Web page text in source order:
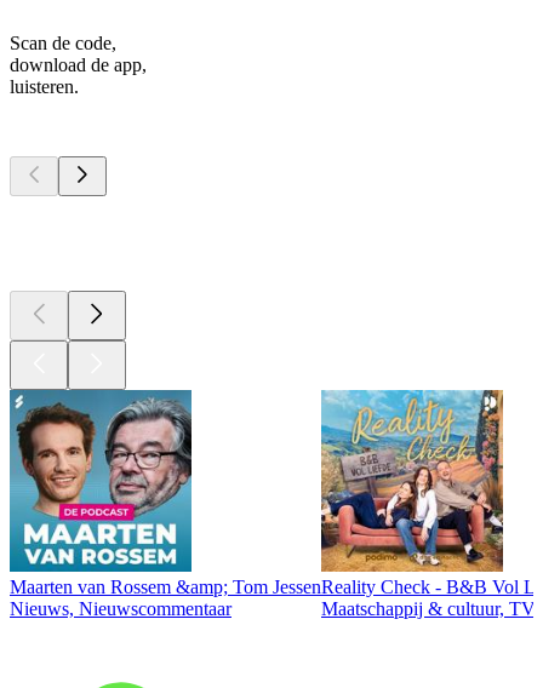
Scan de code,
download de app,
luisteren.
Maarten van Rossem &amp; Tom Jessen
Nieuws, Nieuwscommentaar
Reality Check - B&B Vol
Maatschappij & cultuur,